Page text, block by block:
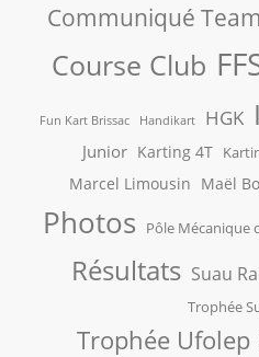
Communiqué Team
Course Club
Fun Kart Brissac Handikart HGK
Junior Karting 4T
Marcel Limousin Maël
Photos Pôle Mécanique
Résultats Suau
Trophée
Trophée